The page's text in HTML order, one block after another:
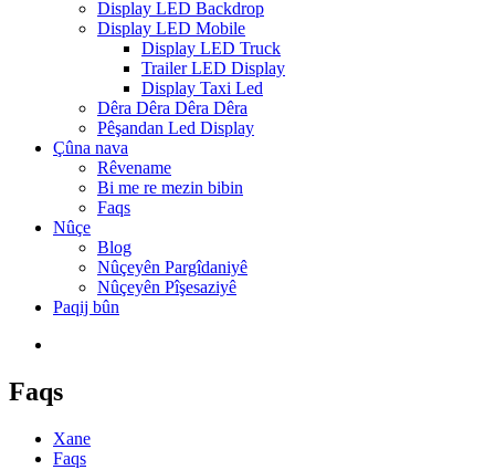
Display LED Backdrop
Display LED Mobile
Display LED Truck
Trailer LED Display
Display Taxi Led
Dêra Dêra Dêra Dêra
Pêşandan Led Display
Çûna nava
Rêvename
Bi me re mezin bibin
Faqs
Nûçe
Blog
Nûçeyên Pargîdaniyê
Nûçeyên Pîşesaziyê
Paqij bûn
Faqs
Xane
Faqs